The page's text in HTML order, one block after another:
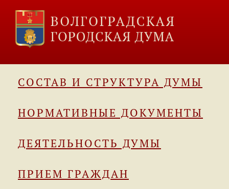
СОСТАВ И СТРУКТУРА ДУМЫ
НОРМАТИВНЫЕ ДОКУМЕНТЫ
ДЕЯТЕЛЬНОСТЬ ДУМЫ
ПРИЕМ ГРАЖДАН